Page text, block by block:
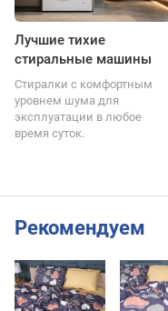
Лучшие тихие
стиральные машины
Стиралки с комфортным
уровнем шума для
эксплуатации в любое
время суток.
Рекомендуем